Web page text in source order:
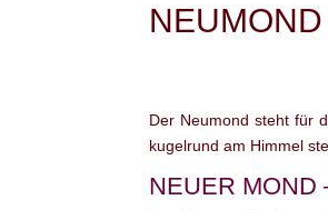
Der Neumond steht für
kugelrund am Himmel
NEUER MOND